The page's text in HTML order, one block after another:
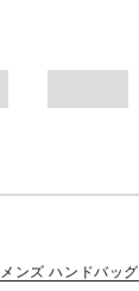
ンズ ハンドバッグ